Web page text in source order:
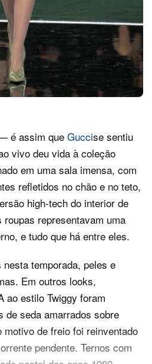
é assim que Guccise sentiu
vivo deu vida à coleção
em uma sala imensa, com
refletidos no chão e no teto,
high-tech do interior de
representavam uma
e tudo que há entre eles.
temporada, peles e
Em outros looks,
ao estilo Twiggy foram
de seda amarrados sobre
motivo de freio foi reinventado
pendente. Ternos com